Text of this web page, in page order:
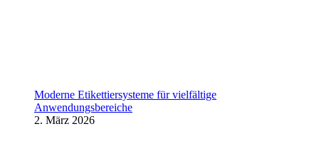
Moderne Etikettiersysteme für vielfältige
Anwendungsbereiche
2. März 2026